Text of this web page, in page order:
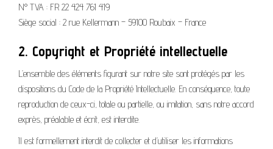
N° TVA : FR 22 424 761 419
Siège social : 2 rue Kellermann – 59100 Roubaix – France
2. Copyright et Propriété intellectuelle
L’ensemble des éléments figurant sur notre site sont protégés par les
dispositions du Code de la Propriété Intellectuelle. En conséquence, toute
reproduction de ceux-ci, totale ou partielle, ou imitation, sans notre accord
exprès, préalable et écrit, est interdite.
Il est formellement interdit de collecter et d’utiliser les informations